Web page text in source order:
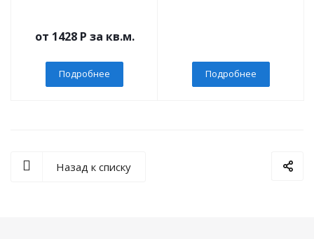
от 1428 Р за кв.м.
Подробнее Подробнее
Назад к списку